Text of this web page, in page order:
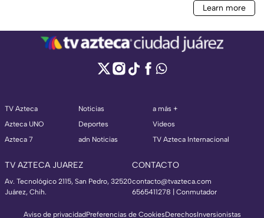
TV Azteca
Azteca UNO
Azteca 7
Noticias
Deportes
adn Noticias
a más +
Videos
TV Azteca Internacional
TV AZTECA JUAREZ
Av. Tecnológico 2115, San Pedro, 32520
Juárez, Chih.
CONTACTO
contacto@tvazteca.com
6565411278 | Conmutador
Aviso de privacidadPreferencias de CookiesDerechosInversionistas